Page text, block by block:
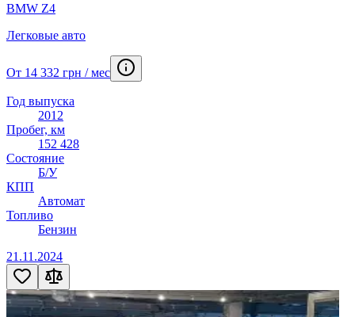
BMW Z4
Легковые авто
От 14 332 грн / мес
Год выпуска
2012
Пробег, км
152 428
Состояние
Б/У
КПП
Автомат
Топливо
Бензин
21.11.2024